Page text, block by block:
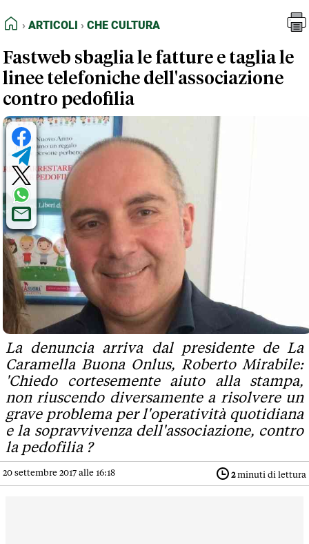
FEED RSS
NORMATIVE DEONTOLOGICHE
TERMINI e CONDIZIONI
Articoli
Che Cultura
HOME
ARTICOLI CHE CULTURA
Fastweb sbaglia le fatture e taglia le
linee telefoniche dell'associazione
contro pedofilia
La denuncia arriva dal presidente de La
Caramella Buona Onlus, Roberto Mirabile:
'Chiedo cortesemente aiuto alla stampa,
non riuscendo diversamente a risolvere un
grave problema per l'operatività quotidiana
e la sopravvivenza dell'associazione, contro
la pedofilia ?
20 settembre 2017 alle 16:18 2minuti di lettura